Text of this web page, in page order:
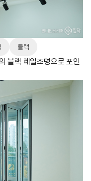
블랙
블랙 레일조명으로 포인